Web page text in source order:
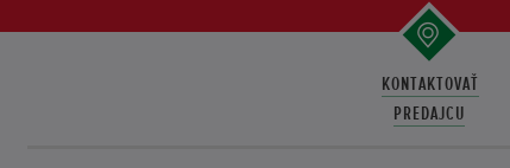
KONTAKTOVAŤ
PREDAJCU